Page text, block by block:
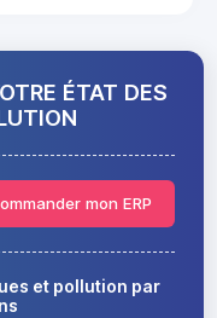
ÉTAT DES
mon ERP
et pollution par